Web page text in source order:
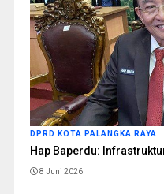
DPRD KOTA PALANGKA RAYA
Hap Baperdu:
8 Juni 2026